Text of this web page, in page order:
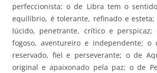
perfeccionista; o de Libra tem o
equilíbrio, é tolerante, refinado e esteta;
lúcido, penetrante, crítico e
fogoso, aventureiro e independente; o
reservado, fiel e perseverante; o de
original e apaixonado pela paz; o de